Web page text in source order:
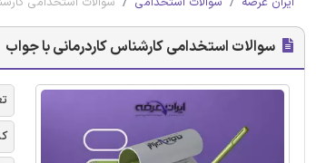
سوالات استخدامی کارشناس کاردرمانی با جواب